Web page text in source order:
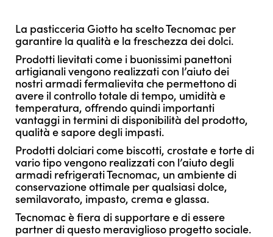
La pasticceria Giotto ha scelto Tecnomac per
garantire la qualità e la freschezza dei dolci.
Prodotti lievitati come i buonissimi panettoni
artigianali vengono realizzati con l’aiuto dei
nostri armadi fermalievita che permettono di
avere il controllo totale di tempo, umidità e
temperatura, offrendo quindi importanti
vantaggi in termini di disponibilità del prodotto,
qualità e sapore degli impasti.
Prodotti dolciari come biscotti, crostate e torte di
vario tipo vengono realizzati con l’aiuto degli
armadi refrigerati Tecnomac, un ambiente di
conservazione ottimale per qualsiasi dolce,
semilavorato, impasto, crema e glassa.
Tecnomac è fiera di supportare e di essere
partner di questo meraviglioso progetto sociale.